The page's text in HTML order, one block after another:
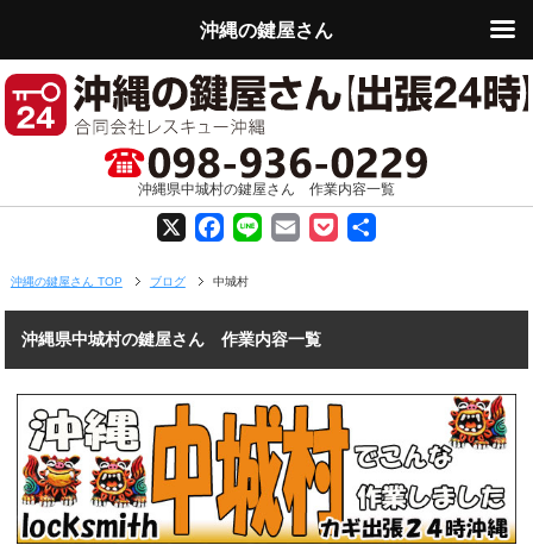
沖縄県中城村の鍵屋さん 作業内容一覧
X F
a
o
o
k
L E
l
P
e
t
沖縄の鍵屋さん TOP ブログ 中城村
沖縄県中城村の鍵屋さん 作業内容一覧
沖縄の鍵屋さん